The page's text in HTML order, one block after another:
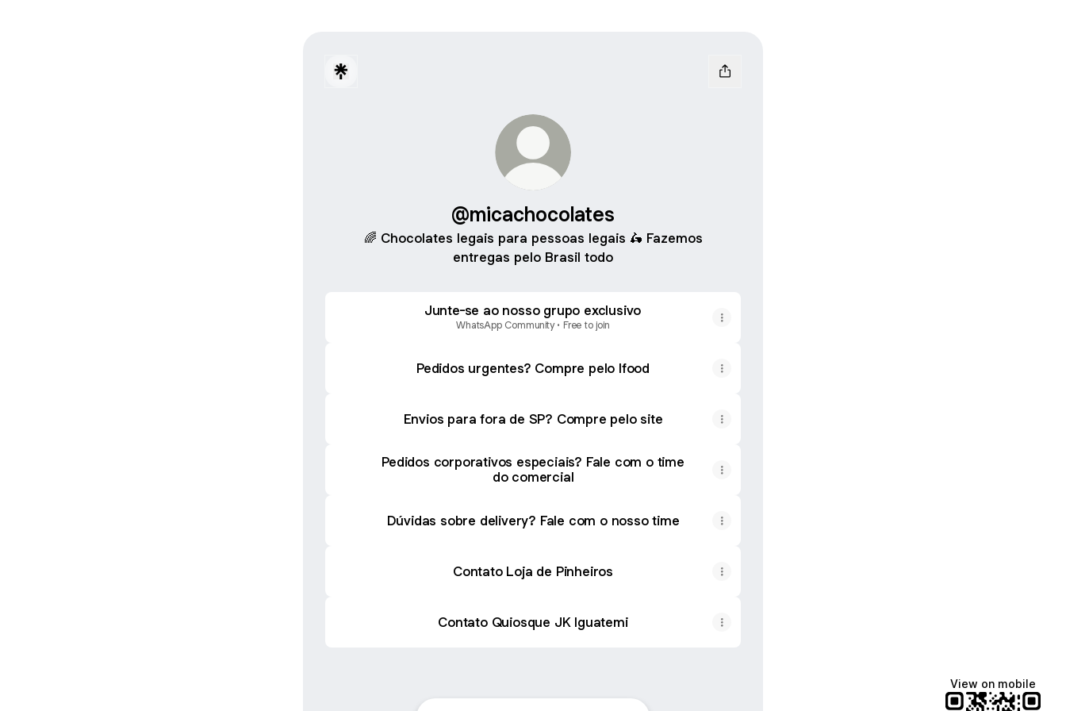
@micachocolates
🌈 Chocolates legais para pessoas legais 🛵 Fazemos
entregas pelo Brasil todo
Junte-se ao nosso grupo exclusivo
WhatsApp Community • Free to join
Pedidos urgentes? Compre pelo Ifood
Envios para fora de SP? Compre pelo site
Pedidos corporativos especiais? Fale com o time
do comercial
Dúvidas sobre delivery? Fale com o nosso time
Contato Loja de Pinheiros
Contato Quiosque JK Iguatemi
View on mobile